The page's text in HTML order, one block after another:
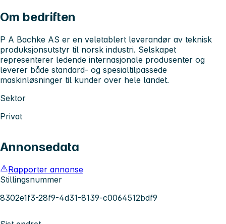
Om bedriften
P A Bachke AS er en veletablert leverandør av teknisk
produksjonsutstyr til norsk industri. Selskapet
representerer ledende internasjonale produsenter og
leverer både standard- og spesialtilpassede
maskinløsninger til kunder over hele landet.
Sektor
Privat
Annonsedata
Rapporter annonse
Stillingsnummer
8302e1f3-28f9-4d31-8139-c0064512bdf9